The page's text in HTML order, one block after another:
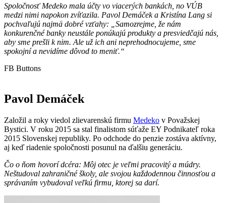
Spoločnosť Medeko mala účty vo viacerých bankách, no VÚB
medzi nimi napokon zvíťazila. Pavol Demáček a Kristína Lang si
pochvaľujú najmä dobré vzťahy: „Samozrejme, že nám
konkurenčné banky neustále ponúkajú produkty a presviedčajú nás,
aby sme prešli k nim. Ale už ich ani neprehodnocujeme, sme
spokojní a nevidíme dôvod to meniť.“
FB Buttons
Pavol Demáček
Založil a roky viedol zlievarenskú firmu Medeko v Považskej
Bystici. V roku 2015 sa stal finalistom súťaže EY Podnikateľ roka
2015 Slovenskej republiky. Po odchode do penzie zostáva aktívny,
aj keď riadenie spoločnosti posunul na ďalšiu generáciu.
Čo o ňom hovorí dcéra: Môj otec je veľmi pracovitý a múdry.
Neštudoval zahraničné školy, ale svojou každodennou činnosťou a
správaním vybudoval veľkú firmu, ktorej sa darí.